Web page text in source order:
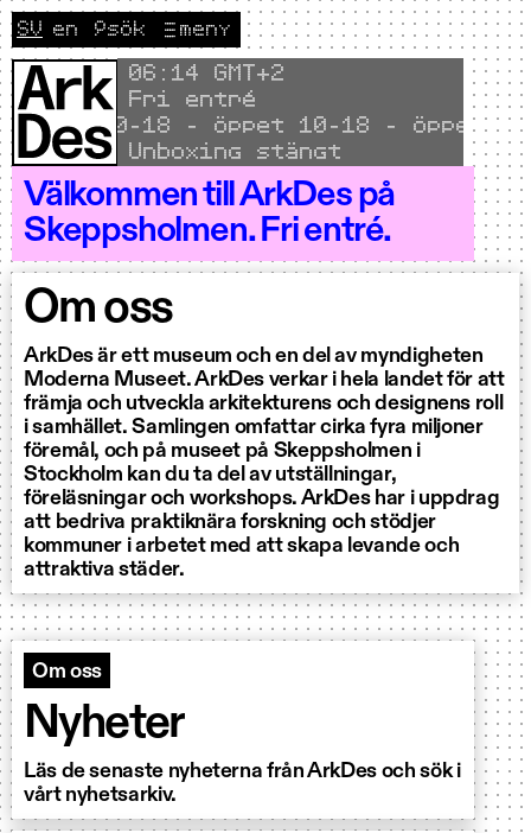
Hoppa till innehållet
Local time
06
14 GMT+2
Fri entré
10–18 - Öppet 10–18 - Öppet
Unboxing stängt
Välkommen till ArkDes på
Skeppsholmen. Fri entré.
meny
🔎sök
CURRENT LANGUAGE SVENSKA
SV Byt språk till English
en
Om oss
ArkDes är ett museum och en del av myndigheten
Moderna Museet. ArkDes verkar i hela landet för att
främja och utveckla arkitekturens och designens roll
i samhället. Samlingen omfattar cirka fyra miljoner
föremål, och på museet på Skeppsholmen i
Stockholm kan du ta del av utställningar,
föreläsningar och workshops. ArkDes har i uppdrag
att bedriva praktiknära forskning och stödjer
kommuner i arbetet med att skapa levande och
attraktiva städer.
Om oss
Nyheter
Läs de senaste nyheterna från ArkDes och sök i
vårt nyhetsarkiv.